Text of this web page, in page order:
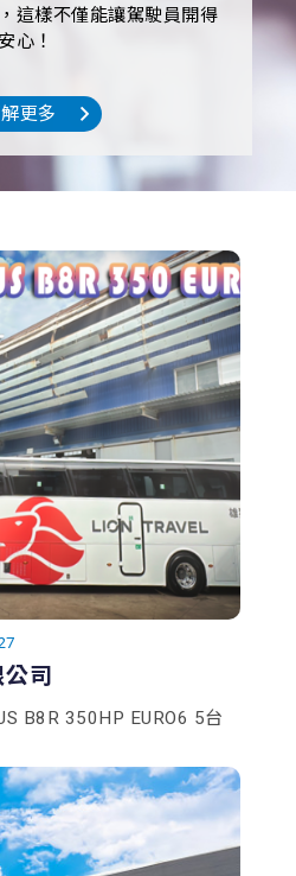
這樣不僅能讓駕駛員開得
心！
更多
司
B8R 350HP EURO6 5台